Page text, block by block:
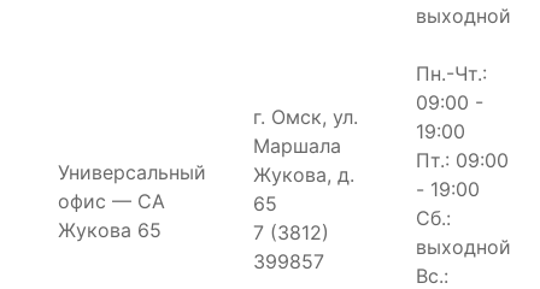
выходной
Универсальный
офис — СА
Жукова 65
г. Омск, ул.
Маршала
Жукова, д.
65
7 (3812)
399857
Пн.-Чт.:
09:00 -
19:00
Пт.: 09:00
- 19:00
Сб.:
выходной
Вс.: